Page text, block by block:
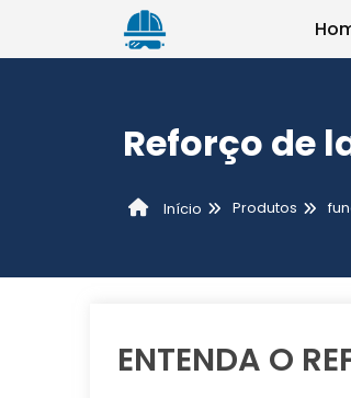
Reforço de
Início Produtos
ENTENDA O